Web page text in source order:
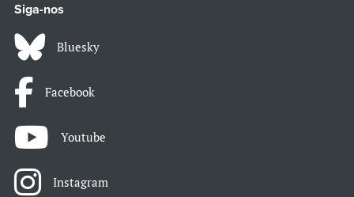
Siga-nos
Bluesky
Facebook
Youtube
Instagram